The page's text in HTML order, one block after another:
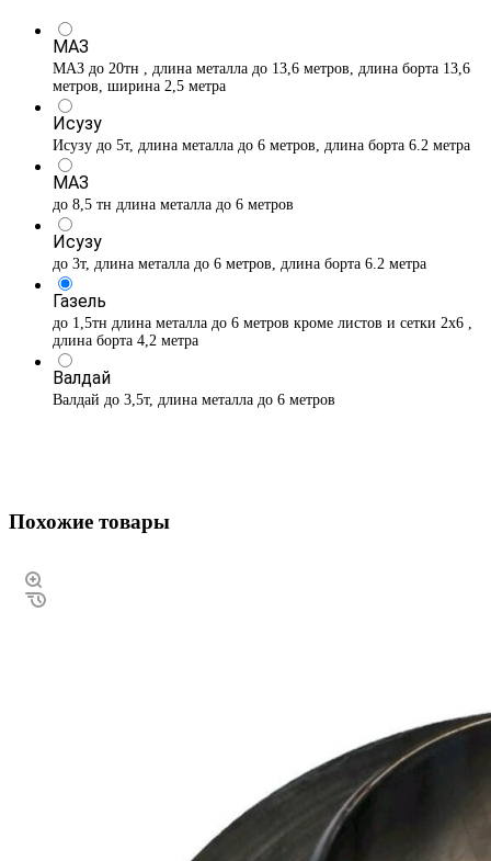
МАЗ
МАЗ до 20тн , длина металла до 13,6 метров, длина борта 13,6
метров, ширина 2,5 метра
Исузу
Исузу до 5т, длина металла до 6 метров, длина борта 6.2 метра
МАЗ
до 8,5 тн длина металла до 6 метров
Исузу
до 3т, длина металла до 6 метров, длина борта 6.2 метра
Газель
до 1,5тн длина металла до 6 метров кроме листов и сетки 2х6 ,
длина борта 4,2 метра
Валдай
Валдай до 3,5т, длина металла до 6 метров
Похожие товары